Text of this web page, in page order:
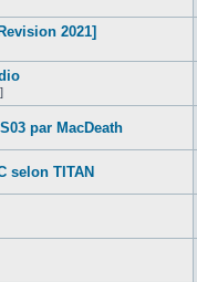
2021]
]
par MacDeath
selon TITAN